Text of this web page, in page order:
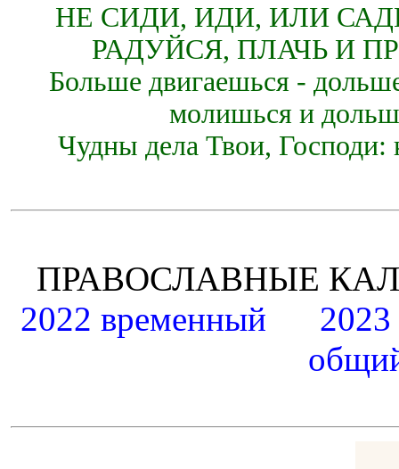
НЕ СИДИ, ИДИ, ИЛИ
РАДУЙСЯ, ПЛАЧЬ И
Больше двигаешься -
молишься и
Чудны дела Твои, Господи:
ПРАВОСЛАВНЫЕ
2022 временный